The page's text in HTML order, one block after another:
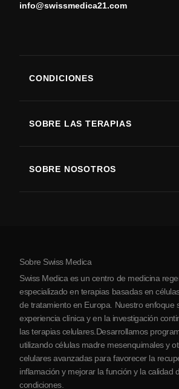
info@swissmedica21.com
CONDICIONES
Enfermedad de Parkinson
Artritis
SOBRE LAS TERAPIAS
SOBRE NOSOTROS
Sobre Serbia
Colaboraciones
Sobre Swiss Medica
Swiss Medica es un centro de medicina
especializado en terapias basadas en
de tratamiento en Europa. Nuestro enfoque
experiencia clínica y en la investigación
las terapias celulares.Desarrollamos
utilizando células madre mesenquimales y
celulares avanzadas para favorecer la
inflamación y mejorar la función y la calidad
condiciones.